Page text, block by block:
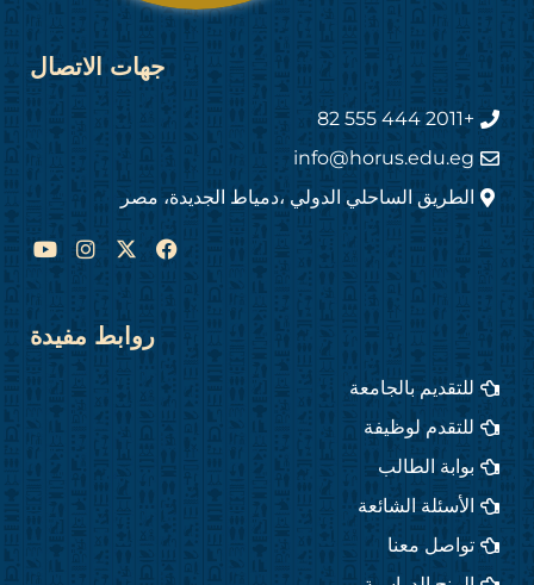
جهات الاتصال
+2011 444 555 82
info@horus.edu.eg
الطريق الساحلي الدولي ،دمياط الجديدة، مصر
F
a
e
I
n
g
Y
o
u
b
e
روابط مفيدة
للتقديم بالجامعة
للتقدم لوظيفة
بوابة الطالب
الأسئلة الشائعة
تواصل معنا